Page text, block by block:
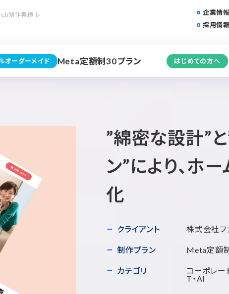
企業情報
採用情報
オーダーメイド Meta定額制30プラン はじめての方へ
制作実績 レ
”綿密な設計”
ン”により、ホ
化
クライアント 株式会社フ
制作プラン Meta定額
カテゴリ
コーポレー
T・AI